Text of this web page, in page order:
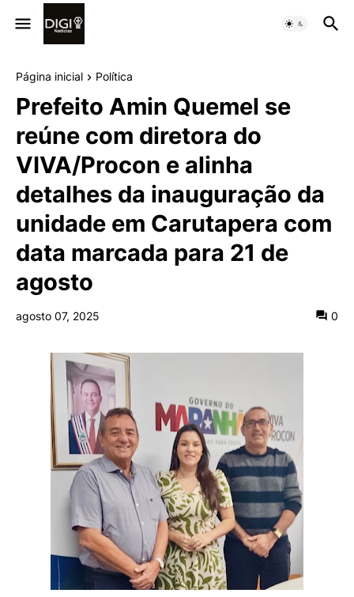
Página inicial Política
Prefeito Amin Quemel se
reúne com diretora do
VIVA/Procon e alinha
detalhes da inauguração da
unidade em Carutapera com
data marcada para 21 de
agosto
agosto 07, 2025 0